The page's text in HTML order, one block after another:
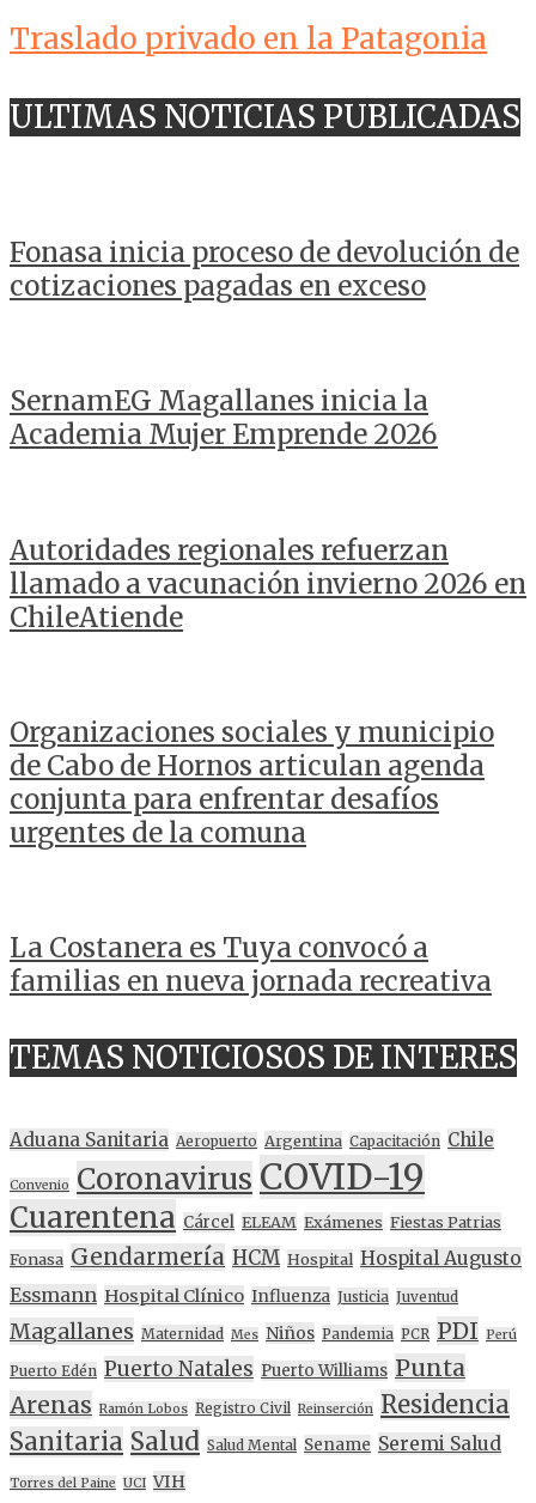
Traslado privado en la Patagonia
ULTIMAS NOTICIAS PUBLICADAS
Fonasa inicia proceso de devolución de
cotizaciones pagadas en exceso
SernamEG Magallanes inicia la
Academia Mujer Emprende 2026
Autoridades regionales refuerzan
llamado a vacunación invierno 2026 en
ChileAtiende
Organizaciones sociales y municipio
de Cabo de Hornos articulan agenda
conjunta para enfrentar desafíos
urgentes de la comuna
La Costanera es Tuya convocó a
familias en nueva jornada recreativa
TEMAS NOTICIOSOS DE INTERES
Aduana Sanitaria Aeropuerto Argentina Capacitación Chile
Convenio Coronavirus COVID-19
Cuarentena Cárcel ELEAM Exámenes Fiestas Patrias
Fonasa Gendarmería HCM Hospital Hospital Augusto
Essmann Hospital Clínico Influenza Justicia Juventud
Magallanes Maternidad Mes Niños Pandemia PCR PDI Perú
Puerto Edén Puerto Natales Puerto Williams Punta
Arenas Ramón Lobos Registro Civil Reinserción Residencia
Sanitaria Salud Salud Mental Sename Seremi Salud
Torres del Paine UCI VIH